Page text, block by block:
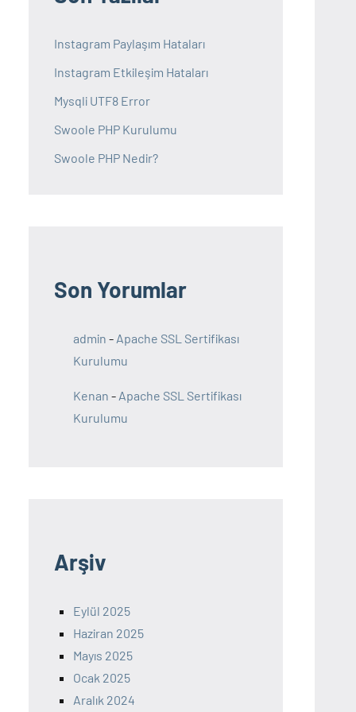
Instagram Paylaşım Hataları
Instagram Etkileşim Hataları
Mysqli UTF8 Error
Swoole PHP Kurulumu
Swoole PHP Nedir?
Son Yorumlar
admin - Apache SSL Sertifikası
Kurulumu
Kenan - Apache SSL Sertifikası
Kurulumu
Arşiv
Eylül 2025
Haziran 2025
Mayıs 2025
Ocak 2025
Aralık 2024